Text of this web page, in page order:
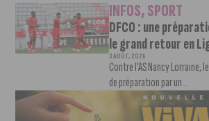
INFOS,SPORT
DFCO : une
le grand retour en
3 AOÛT, 2026
Contre l’AS Nancy Lorraine,
de préparation par un...